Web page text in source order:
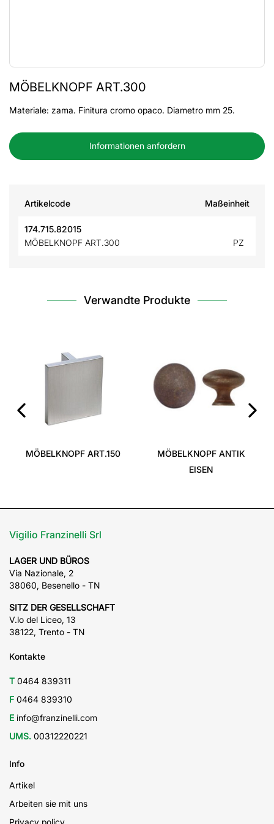
MÖBELKNOPF ART.300
Materiale: zama. Finitura cromo opaco. Diametro mm 25.
Informationen anfordern
Artikelcode Maßeinheit
174.715.82015
MÖBELKNOPF ART.300
PZ
Verwandte Produkte
MÖBELKNOPF ART.150
MÖBELKNOPF ANTIK
EISEN
Vigilio Franzinelli Srl
LAGER UND BÜROS
Via Nazionale, 2
38060, Besenello - TN
SITZ DER GESELLSCHAFT
V.lo del Liceo, 13
38122, Trento - TN
Kontakte
T 0464 839311
F 0464 839310
E info@franzinelli.com
UMS. 00312220221
Info
Artikel
Arbeiten sie mit uns
Privacy policy